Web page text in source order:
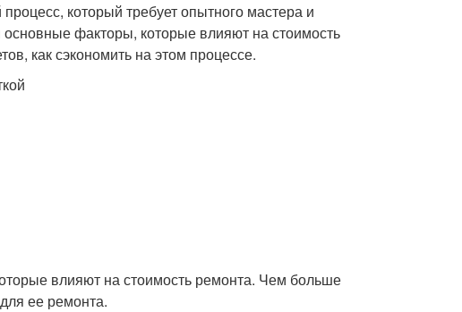
который требует опытного мастера и
факторы, которые влияют на стоимость
как сэкономить на этом процессе.
влияют на стоимость ремонта. Чем больше
ее ремонта.